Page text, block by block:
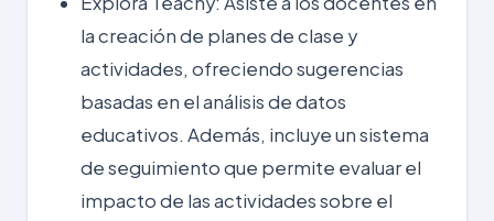
la creación de planes de clase y
actividades, ofreciendo sugerencias
basadas en el análisis de datos
educativos. Además, incluye un sistema
de seguimiento que permite evaluar el
impacto de las actividades sobre el